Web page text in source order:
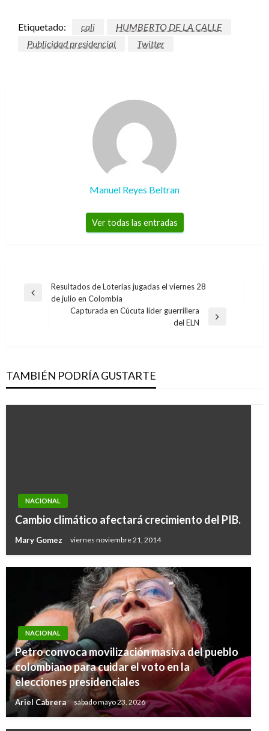
Etiquetado: cali
HUMBERTO DE LA CALLE
Publicidad presidencial
Twitter
Manuel Reyes Beltran
Ver todas las entradas
Navegación
Entrada
Resultados de Loterías jugadas el viernes 28
de julio en Colombia
Capturada en Cúcuta líder guerrillera
del ELN
TAMBIÉN PODRÍA GUSTARTE
NACIONAL
Cambio climático afectará crecimiento del PIB.
Mary Gomez viernes noviembre 21, 2014
NACIONAL
Petro convoca movilización masiva del pueblo
colombiano para cuidar el voto en la
elecciones presidenciales
Ariel Cabrera sábado mayo 23, 2026